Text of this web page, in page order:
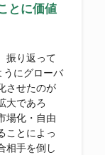
とに価値
振り返って
うにグローバ
させたのが
大であろ
場化・自由
ことによっ
相手を倒し